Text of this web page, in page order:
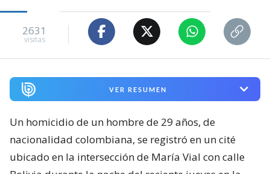
2631
visitas
VER RESUMEN
Un homicidio de un hombre de 29 años, de
nacionalidad colombiana, se registró en un cité
ubicado en la intersección de María Vial con calle